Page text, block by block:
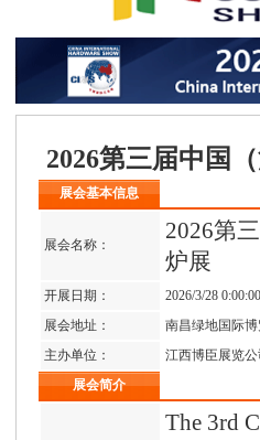
2026第三届中国
展会基本信息
展会名称：
2026第
炉展
开展日期：
2026/3/28 0:00:00
展会地址：
南昌绿地国际
主办单位：
江西博臣展览公
展会简介
The 3rd